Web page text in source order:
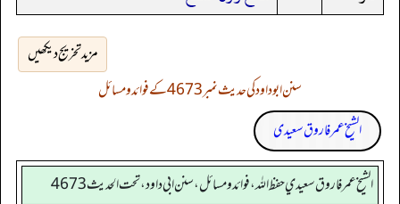
مزید تخریج دیکھیں
سنن ابوداود کی حدیث نمبر 4673 کے فوائد و مسائل
الشیخ عمر فاروق سعیدی
الشيخ عمر فاروق سعيدي حفظ الله، فوائد و مسائل، سنن ابي داود ، تحت الحديث 4673